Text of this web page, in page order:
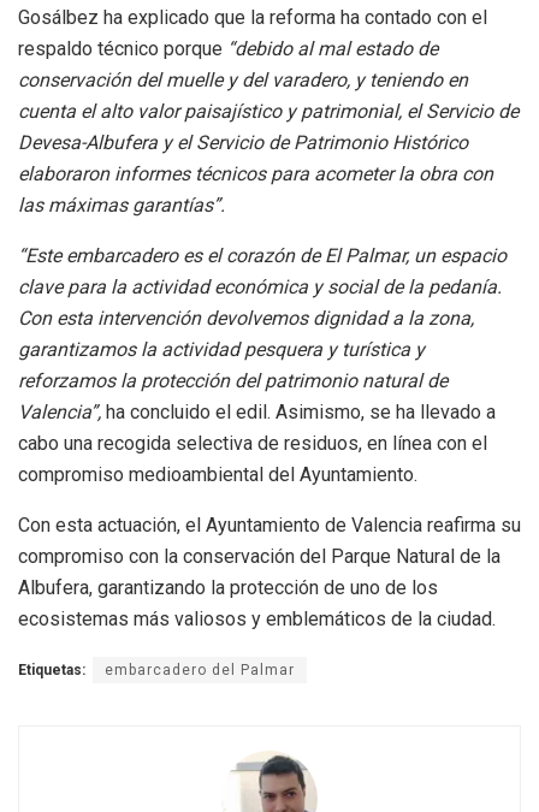
Gosálbez ha explicado que la reforma ha contado con el
respaldo técnico porque “debido al mal estado de
conservación del muelle y del varadero, y teniendo en
cuenta el alto valor paisajístico y patrimonial, el Servicio de
Devesa-Albufera y el Servicio de Patrimonio Histórico
elaboraron informes técnicos para acometer la obra con
las máximas garantías”.
“Este embarcadero es el corazón de El Palmar, un espacio
clave para la actividad económica y social de la pedanía.
Con esta intervención devolvemos dignidad a la zona,
garantizamos la actividad pesquera y turística y
reforzamos la protección del patrimonio natural de
Valencia”, ha concluido el edil. Asimismo, se ha llevado a
cabo una recogida selectiva de residuos, en línea con el
compromiso medioambiental del Ayuntamiento.
Con esta actuación, el Ayuntamiento de Valencia reafirma su
compromiso con la conservación del Parque Natural de la
Albufera, garantizando la protección de uno de los
ecosistemas más valiosos y emblemáticos de la ciudad.
Etiquetas: embarcadero del Palmar